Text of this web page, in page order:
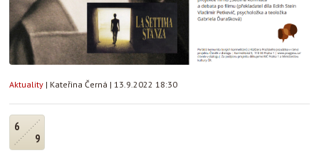
Aktuality | Kateřina Černá | 13.9.2022 18:30
6
9